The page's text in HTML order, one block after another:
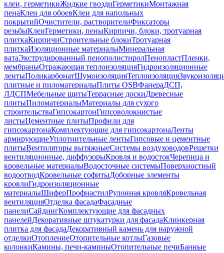
клеи, герметикиЖидкие гвоздиГерметикиМонтажная
пенаКлеи для обоевКлеи для напольных
покрытийОчистители, растворителиФиксаторы
резьбыКлеиГерметики, пеныКирпичи, блоки, тротуарная
плиткаКирпичиСтроительные блокиТротуарная
плиткаИзоляционные материалыМинеральная
ватаЭкструдированный пенополистиролПенопластПленки,
мембраныОтражающая теплоизоляцияГидроизоляционные
лентыПоликарбонатШумоизоляцияТеплоизоляция
плитные и пиломатериалыПлиты OSBФанераДСП,
ЛДСПМебельные щитыТеррасные доскиДревесные
плитыПиломатериалыМатериалы для сухого
строительстваГипсокартонГипсоволокнистые
листыЦементные плитыПрофили для
гипсокартонаКомплектующие для гипсокартонаЛенты
армирующиеУплотнительные лентыГипсовые и цементные
плитыВентиляторы вытяжныеСистемы воздуховодовРешетки
вентиляционные, диффузорыКровля и водостокЧерепица и
кровельные материалыВодосточные системыПоверхностный
водоотводКровельные софитыДоборные элементы
кровлиГидроизоляционные
материалыШиферПрофнастилРулонная кровляКровельная
вентиляцияОтделка фасадаФасадные
панелиСайдингКомплектующие для фасадных
панелейДекоративные штукатурки для фасадаКлинкерная
плитка для фасадаДекоративный камень для наружной
отделкиОтоплениеОтопительные котлыГазовые
колонкиКамины, печи-каминыОтопительные печиБанные